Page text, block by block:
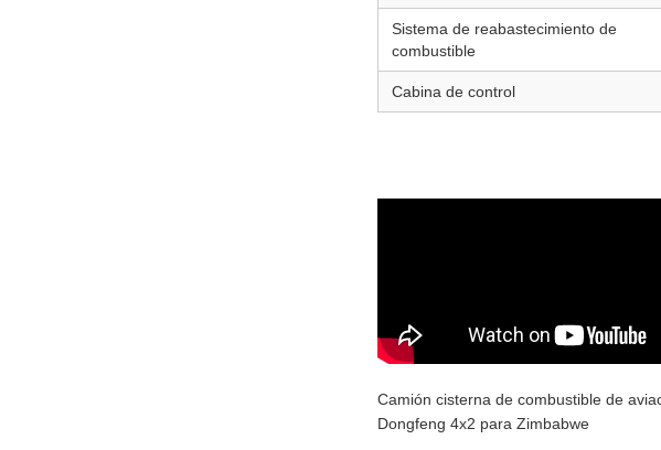
Sistema de reabastecimiento de
combustible
Cabina de control
Camión cisterna de combustible de
Dongfeng 4x2 para Zimbabwe